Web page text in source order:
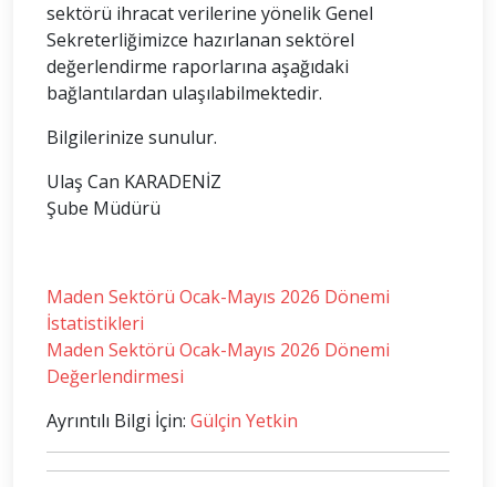
sektörü ihracat verilerine yönelik Genel
Sekreterliğimizce hazırlanan sektörel
değerlendirme raporlarına aşağıdaki
bağlantılardan ulaşılabilmektedir.
Bilgilerinize sunulur.
Ulaş Can KARADENİZ
Şube Müdürü
Maden Sektörü Ocak-Mayıs 2026 Dönemi
İstatistikleri
Maden Sektörü Ocak-Mayıs 2026 Dönemi
Değerlendirmesi
Ayrıntılı Bilgi İçin: Gülçin Yetkin